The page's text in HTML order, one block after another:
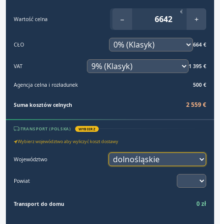
Wartość celna −
€
+
CŁO 664 €
VAT 1 395 €
Agencja celna i rozładunek 500 €
Suma kosztów celnych 2 559 €
TRANSPORT (POLSKA) WYBIERZ
Wybierz województwo aby wyliczyć koszt dostawy
Województwo
Powiat
Transport do domu 0 zł